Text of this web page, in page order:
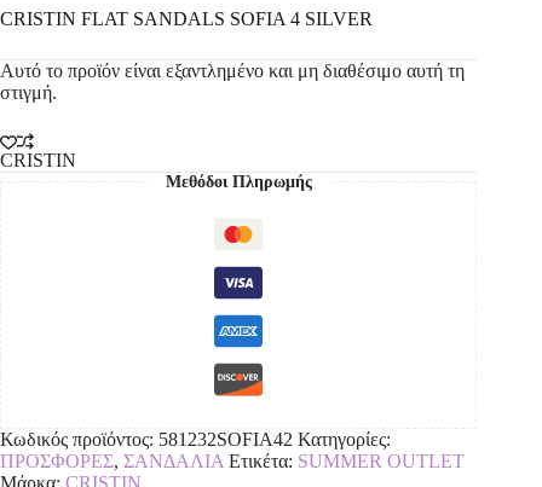
CRISTIN FLAT SANDΑLS SOFIA 4 SILVER
Αυτό το προϊόν είναι εξαντλημένο και μη διαθέσιμο αυτή τη
στιγμή.
CRISTIN
Μεθόδοι Πληρωμής
Κωδικός προϊόντος: 581232SOFIA42 Κατηγορίες:
ΠΡΟΣΦΟΡΕΣ, ΣΑΝΔΑΛΙΑ Ετικέτα: SUMMER OUTLET
Μάρκα: CRISTIN